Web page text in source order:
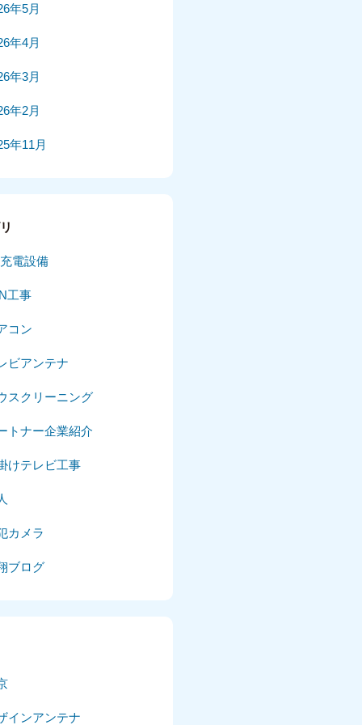
年5月
年4月
年3月
年2月
年11月
年8月
年7月
年6月
電設備
工事
コン
ビアンテナ
スクリーニング
トナー企業紹介
けテレビ工事
カメラ
ブログ
インアンテナ